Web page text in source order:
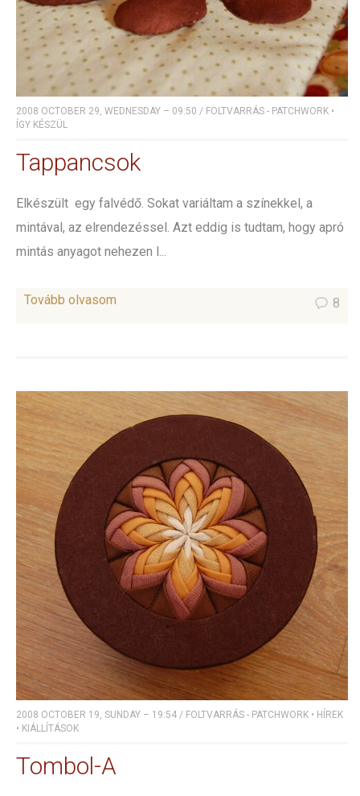
2008 OCTOBER 29, WEDNESDAY – 09:50 / FOLTVARRÁS - PATCHWORK •
ÍGY KÉSZÜL
Tappancsok
Elkészült egy falvédő. Sokat variáltam a színekkel, a
mintával, az elrendezéssel. Azt eddig is tudtam, hogy apró
mintás anyagot nehezen l...
Tovább olvasom 8
2008 OCTOBER 19, SUNDAY – 19:54 / FOLTVARRÁS - PATCHWORK • HÍREK
• KIÁLLÍTÁSOK
Tombol-A